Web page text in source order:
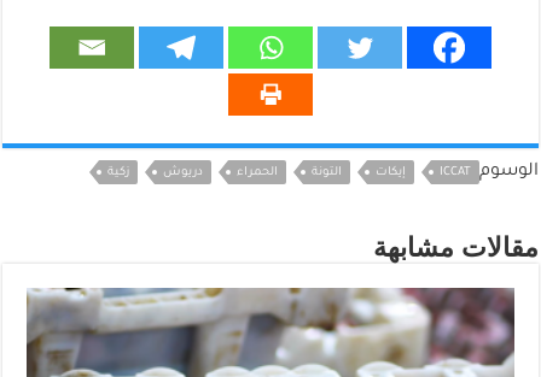
الوسوم ICCAT إيكات التونة الحمراء دريوش زكية
مقالات مشابهة